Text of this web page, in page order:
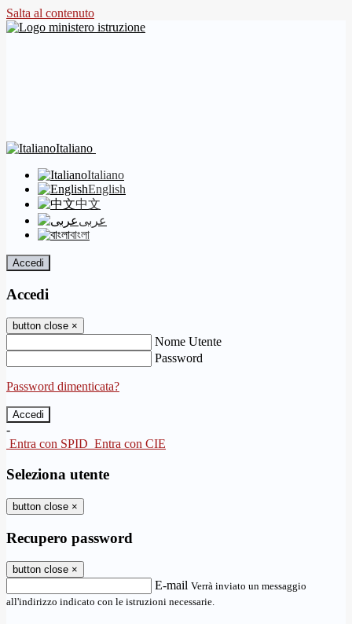
Salta al contenuto
Italiano
Italiano
English
中文
عربى
বাংলা
Accedi
Accedi
button close ×
Nome Utente
Password
Password dimenticata?
-
Entra con SPID Entra con CIE
Seleziona utente
button close ×
Recupero password
button close ×
E-mail Verrà inviato un messaggio
all'indirizzo indicato con le istruzioni necessarie.